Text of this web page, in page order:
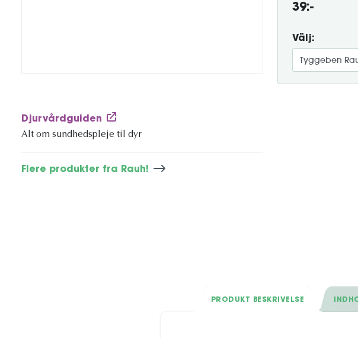
Djurvårdguiden
Alt om sundhedspleje til dyr
Flere produkter fra Rauh!
39:-
Välj:
PRODUKT BESKRIVELSE